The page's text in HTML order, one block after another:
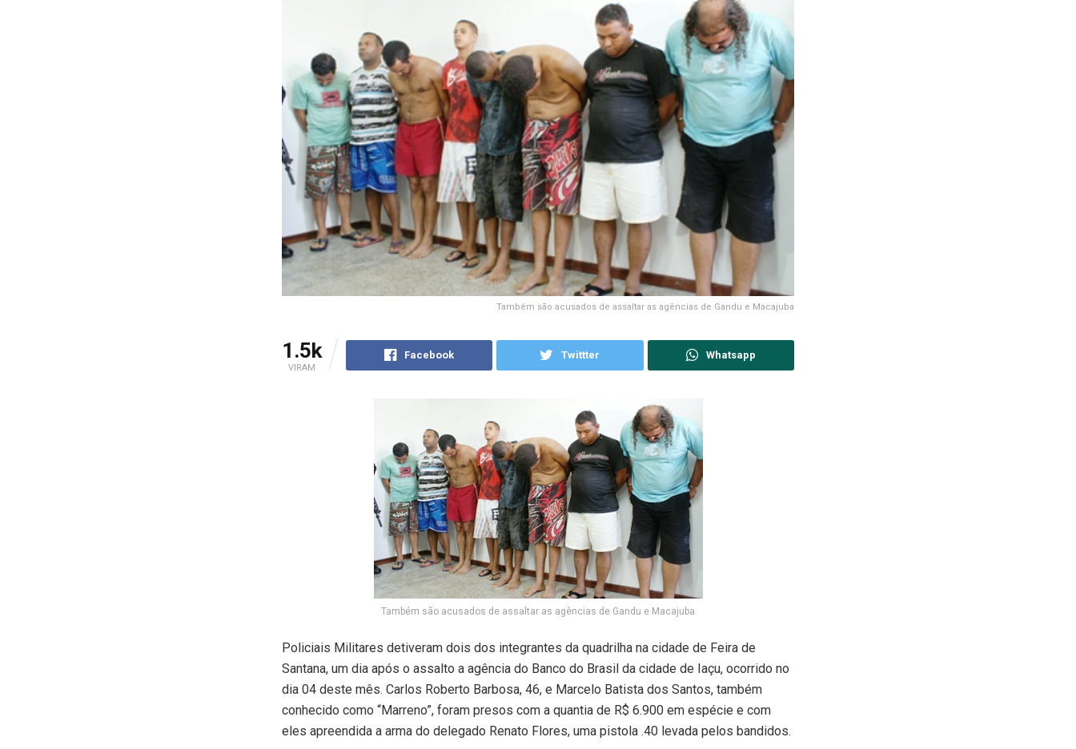
Também são acusados de assaltar as agências de Gandu e Macajuba
1.5k
VIRAM
Facebook Twittter Whatsapp
Também são acusados de assaltar as agências de Gandu e Macajuba
Policiais Militares detiveram dois dos integrantes da quadrilha na cidade de Feira de
Santana, um dia após o assalto a agência do Banco do Brasil da cidade de Iaçu, ocorrido no
dia 04 deste mês. Carlos Roberto Barbosa, 46, e Marcelo Batista dos Santos, também
conhecido como “Marreno”, foram presos com a quantia de R$ 6.900 em espécie e com
eles apreendida a arma do delegado Renato Flores, uma pistola .40 levada pelos bandidos.